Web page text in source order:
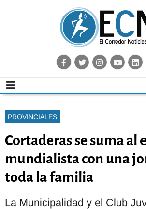
PROVINCIALES
Cortaderas se suma al
mundialista con una
toda la familia
La Municipalidad y el Club